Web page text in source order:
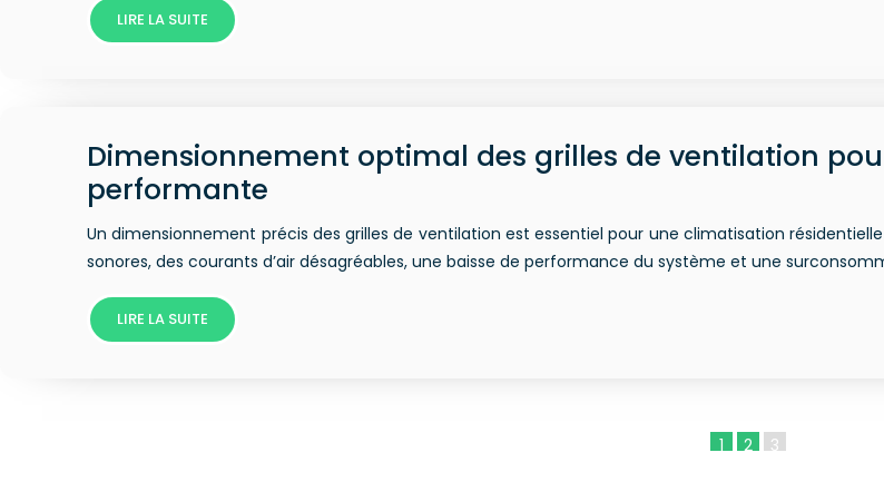
LIRE LA SUITE
Dimensionnement optimal des grilles de ventilation
performante
Un dimensionnement précis des grilles de ventilation est essentiel pour une climatisation
sonores, des courants d’air désagréables, une baisse de performance du système et une
LIRE LA SUITE
1 2 3